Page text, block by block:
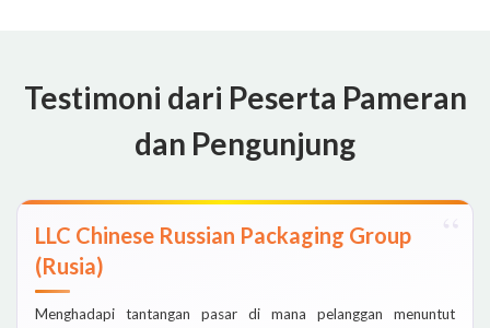
Testimoni dari Peserta Pameran
dan Pengunjung
LLC Chinese Russian Packaging Group
(Rusia)
Menghadapi tantangan pasar di mana pelanggan menuntut